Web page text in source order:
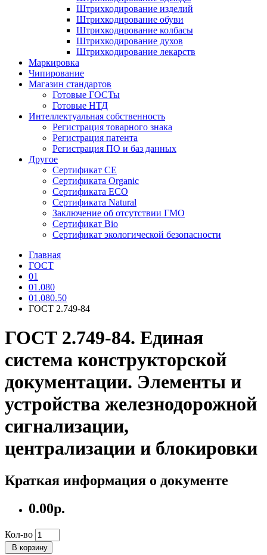
Штрихкодирование изделий
Штрихкодирование обуви
Штрихкодирование колбасы
Штрихкодирование духов
Штрихкодирование лекарств
Маркировка
Чипирование
Магазин стандартов
Готовые ГОСТы
Готовые НТД
Интеллектуальная собственность
Регистрация товарного знака
Регистрация патента
Регистрация ПО и баз данных
Другое
Сертификат СЕ
Сертификата Organic
Сертификата ECO
Сертификата Natural
Заключение об отсутствии ГМО
Сертификат Bio
Сертификат экологической безопасности
Главная
ГОСТ
01
01.080
01.080.50
ГОСТ 2.749-84
ГОСТ 2.749-84. Единая
система конструкторской
документации. Элементы и
устройства железнодорожной
сигнализации,
централизации и блокировки
Краткая информация о документе
0.00р.
Кол-во
В корзину